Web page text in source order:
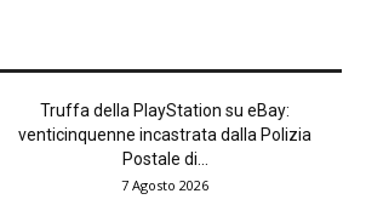
Truffa della PlayStation su eBay:
venticinquenne incastrata dalla Polizia
Postale di...
7 Agosto 2026